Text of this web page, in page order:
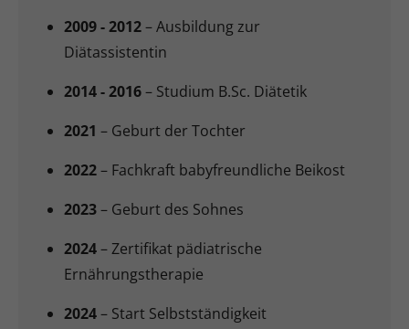
2009 - 2012– Ausbildung zur
Diätassistentin
2014 - 2016– Studium B.Sc. Diätetik
2021 – Geburt der Tochter
2022– Fachkraft babyfreundliche Beikost
2023– Geburt des Sohnes
2024– Zertifikat pädiatrische
Ernährungstherapie
2024– Start Selbstständigkeit